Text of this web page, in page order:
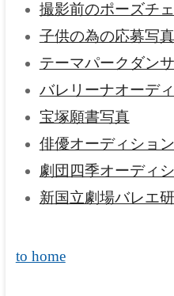
撮影前のポーズチ
子供の為の応募写真
テーマパークダン
バレリーナオーデ
宝塚願書写真
俳優オーディショ
劇団四季オーディ
新国立劇場バレエ
to home